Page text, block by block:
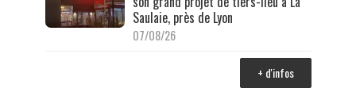
Saulaie, près de Lyon
07/08/26
+ d'infos